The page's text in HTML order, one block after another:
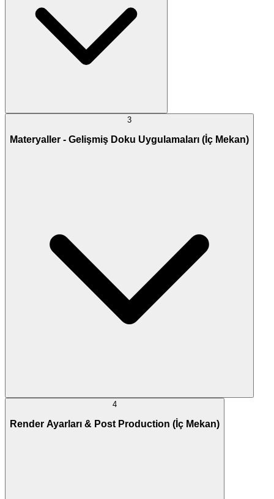
3
Materyaller - Gelişmiş Doku Uygulamaları (İç Mekan)
4
Render Ayarları & Post Production (İç Mekan)